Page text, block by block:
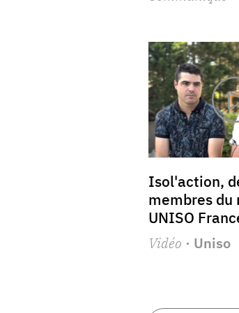
Isol'action,
membres du
UNISO
Vidéo · Uniso